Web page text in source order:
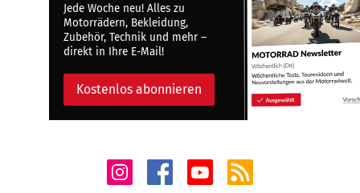
Jede Woche neu! Alles zu
Motorrädern, Bekleidung,
Zubehör, Technik und mehr –
direkt in Ihre E-Mail!
Kostenlos abonnieren